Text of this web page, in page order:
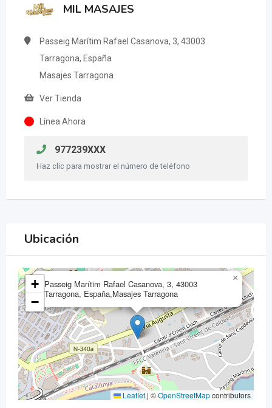
MIL MASAJES
Passeig Marítim Rafael Casanova, 3, 43003
Tarragona, España
Masajes Tarragona
Ver Tienda
Línea Ahora
977239XXX
Haz clic para mostrar el número de teléfono
Ubicación
Passeig Marítim Rafael Casanova, 3, 43003
Tarragona, España,Masajes Tarragona
×
+
−
Leaflet |©OpenStreetMapcontributors